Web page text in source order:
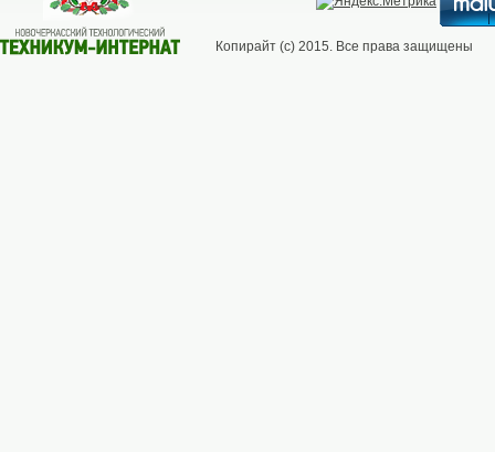
Копирайт (с) 2015. Все права защищены